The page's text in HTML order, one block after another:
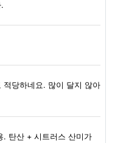
적당하네요. 많이 달지 않아
. 탄산 + 시트러스 산미가